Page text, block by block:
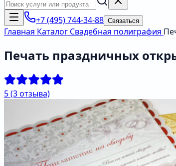
+7 (495) 744-34-88 Связаться
Главная Каталог Свадебная полиграфия
Печать праздничных
5(3 отзыва)